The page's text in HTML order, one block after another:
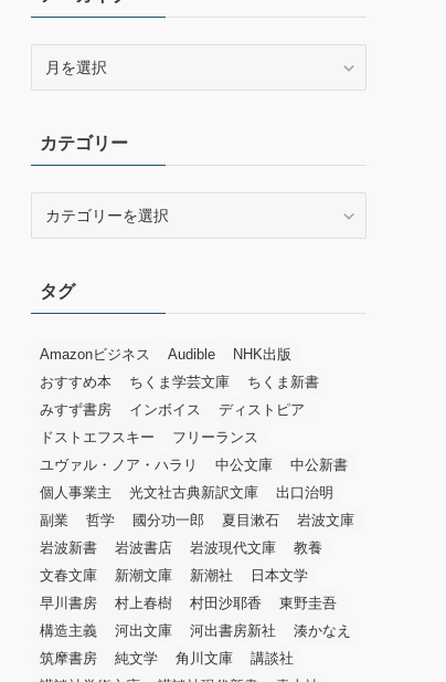
ブカテゴリー
ータグ
Amazonビジネス Audible
NHK出版
おすすめ本
ちくま学芸文庫
ちくま新書
みすず書房
インボイス
ディストピア
ドストエフスキー
フリーランス
ユヴァル・ノア・ハラリ
中公文庫
中公新書
個人事業主
光文社古典新訳文庫
出口治明
副業
哲学 國分功一郎 夏目漱石
岩波文庫
岩波新書
岩波書店 岩波現代文庫
教養
文春文庫
新潮文庫 新潮社
日本文学
早川書房
村上春樹 村田沙耶香
東野圭吾
構造主義
河出文庫 河出書房新社
湊かなえ
筑摩書房
純文学 角川文庫
講談社